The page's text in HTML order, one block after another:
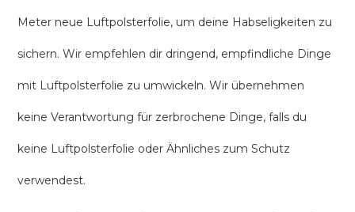
Meter neue Luftpolsterfolie, um deine Habseligkeiten zu
sichern. Wir empfehlen dir dringend, empfindliche Dinge
mit Luftpolsterfolie zu umwickeln. Wir übernehmen
keine Verantwortung für zerbrochene Dinge, falls du
keine Luftpolsterfolie oder Ähnliches zum Schutz
verwendest.